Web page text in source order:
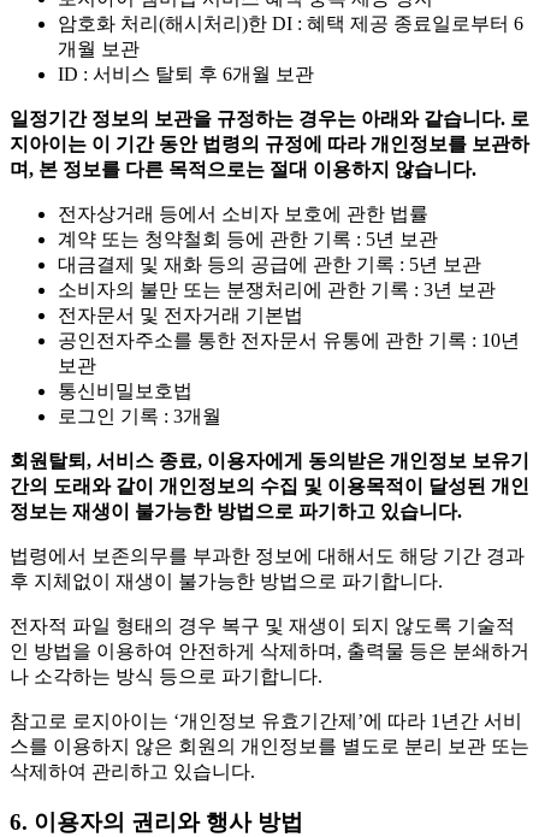
암호화 처리(해시처리)한 DI : 혜택 제공 종료일로부터 6
개월 보관
ID : 서비스 탈퇴 후 6개월 보관
일정기간 정보의 보관을 규정하는 경우는 아래와 같습니다. 로
지아이는 이 기간 동안 법령의 규정에 따라 개인정보를 보관하
며, 본 정보를 다른 목적으로는 절대 이용하지 않습니다.
전자상거래 등에서 소비자 보호에 관한 법률
계약 또는 청약철회 등에 관한 기록 : 5년 보관
대금결제 및 재화 등의 공급에 관한 기록 : 5년 보관
소비자의 불만 또는 분쟁처리에 관한 기록 : 3년 보관
전자문서 및 전자거래 기본법
공인전자주소를 통한 전자문서 유통에 관한 기록 : 10년
보관
통신비밀보호법
로그인 기록 : 3개월
회원탈퇴, 서비스 종료, 이용자에게 동의받은 개인정보 보유기
간의 도래와 같이 개인정보의 수집 및 이용목적이 달성된 개인
정보는 재생이 불가능한 방법으로 파기하고 있습니다.
법령에서 보존의무를 부과한 정보에 대해서도 해당 기간 경과
후 지체없이 재생이 불가능한 방법으로 파기합니다.
전자적 파일 형태의 경우 복구 및 재생이 되지 않도록 기술적
인 방법을 이용하여 안전하게 삭제하며, 출력물 등은 분쇄하거
나 소각하는 방식 등으로 파기합니다.
참고로 로지아이는 ‘개인정보 유효기간제’에 따라 1년간 서비
스를 이용하지 않은 회원의 개인정보를 별도로 분리 보관 또는
삭제하여 관리하고 있습니다.
6. 이용자의 권리와 행사 방법